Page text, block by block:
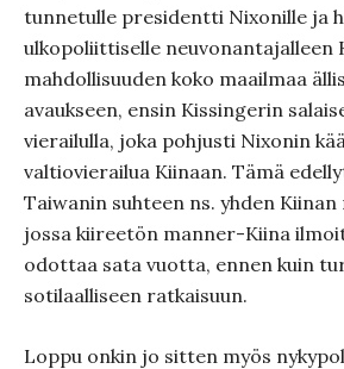
tunnetulle presidentti Nixonille ja
ulkopoliittiselle neuvonantajalleen
mahdollisuuden koko maailmaa
avaukseen, ensin Kissingerin
vierailulla, joka pohjusti Nixonin
valtiovierailua Kiinaan. Tämä
Taiwanin suhteen ns. yhden
jossa kiireetön manner-Kiina
odottaa sata vuotta, ennen kuin
sotilaalliseen ratkaisuun.
Loppu onkin jo sitten myös